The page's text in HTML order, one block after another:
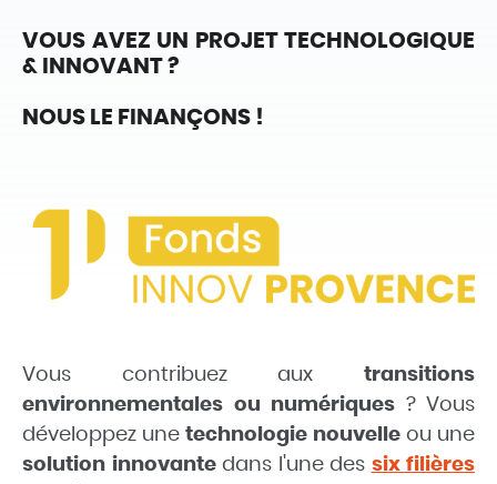
VOUS AVEZ UN PROJET TECHNOLOGIQUE
& INNOVANT ?
NOUS LE FINANÇONS !
Vous contribuez aux transitions
environnementales ou numériques ? Vous
développez une technologie nouvelle ou une
solution innovantedans l'une des six filières